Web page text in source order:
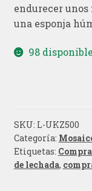
endurecer
una esponja
98
SKU: L-UKZ500
Categoría:
Etiquetas:
de lechada,